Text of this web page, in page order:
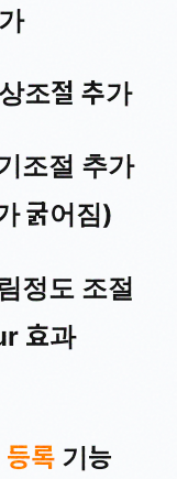
조절 추가
조절 추가
굵어짐)
정도 조절
효과
등록 기능